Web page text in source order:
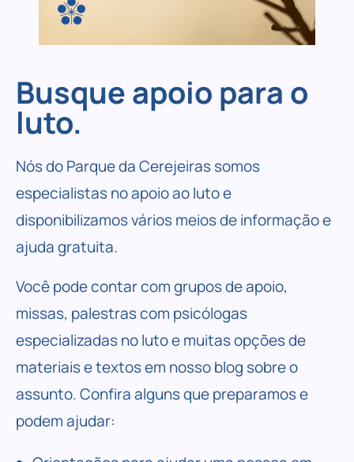
Busque apoio para o
luto.
Nós doParque da Cerejeirassomos
especialistas no apoio ao luto e
disponibilizamos vários meios de informação e
ajuda gratuita.
Você pode contar com grupos de apoio,
missas, palestras com psicólogas
especializadas no luto e muitas opções de
materiais e textos em nosso blog sobre o
assunto. Confira alguns que preparamos e
podem ajudar: